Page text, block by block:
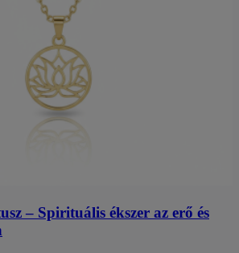
– Spirituális ékszer az erő és